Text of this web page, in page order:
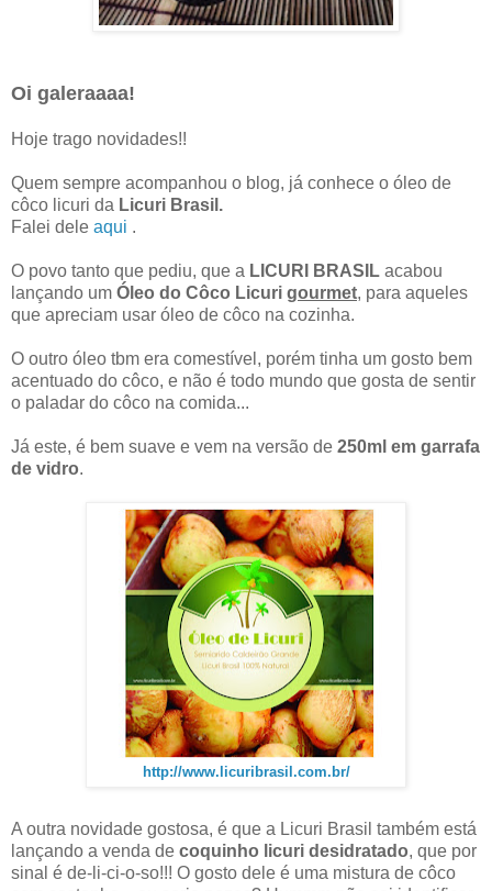
Oi galeraaaa!
Hoje trago novidades!!
Quem sempre acompanhou o blog, já conhece o óleo de
côco licuri da Licuri Brasil.
Falei dele aqui .
O povo tanto que pediu, que a LICURI BRASIL acabou
lançando um Óleo do Côco Licuri gourmet, para aqueles
que apreciam usar óleo de côco na cozinha.
O outro óleo tbm era comestível, porém tinha um gosto bem
acentuado do côco, e não é todo mundo que gosta de sentir
o paladar do côco na comida...
Já este, é bem suave e vem na versão de 250ml em garrafa
de vidro.
http://www.licuribrasil.com.br/
A outra novidade gostosa, é que a Licuri Brasil também está
lançando a venda de coquinho licuri desidratado, que por
sinal é de-li-ci-o-so!!! O gosto dele é uma mistura de côco